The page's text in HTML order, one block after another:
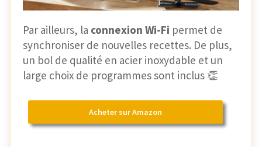
Par ailleurs, la connexion Wi-Fi permet de
synchroniser de nouvelles recettes. De plus,
un bol de qualité en acier inoxydable et un
large choix de programmes sont inclus 👏
Acheter sur Amazon